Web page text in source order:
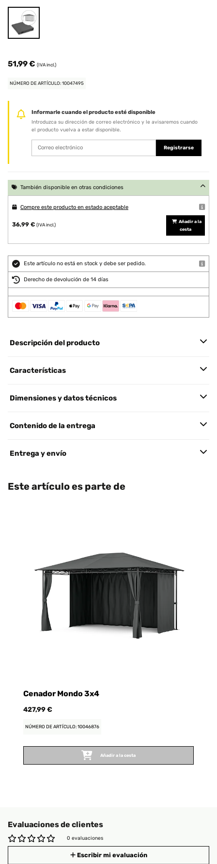
51,99 € (IVA incl.)
NÚMERO DE ARTÍCULO: 10047495
Informarle cuando el producto esté disponible
Introduzca su dirección de correo electrónico y le avisaremos cuando
el producto vuelva a estar disponible.
Registrarse
También disponible en otras condiciones
Compre este producto en estado aceptable
36,99 € (IVA incl.)
Añadir a la
cesta
Este artículo no está en stock y debe ser pedido.
Derecho de devolución de 14 días
Descripción del producto
Características
Dimensiones y datos técnicos
Contenido de la entrega
Entrega y envío
Este artículo es parte de
Cenador Mondo 3x4
427,99 €
NÚMERO DE ARTÍCULO: 10046876
Añadir a la cesta
Evaluaciones de clientes
0 evaluaciones
Escribir mi evaluación